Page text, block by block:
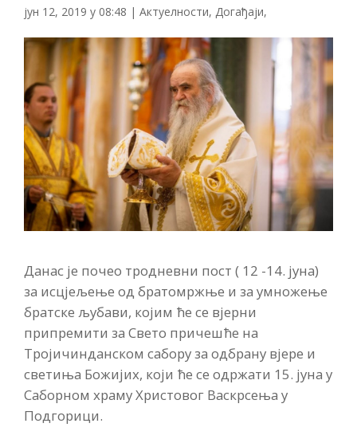
јун 12, 2019 у 08:48 | Актуелности, Догађаји,
Данас је почео тродневни пост ( 12 -14. јуна)
за исцјељење од братомржње и за умножење
братске љубави, којим ће се вјерни
припремити за Свето причешће на
Тројичинданском сабору за одбрану вјере и
светиња Божијих, који ће се одржати 15. јуна у
Саборном храму Христовог Васкрсења у
Подгорици.